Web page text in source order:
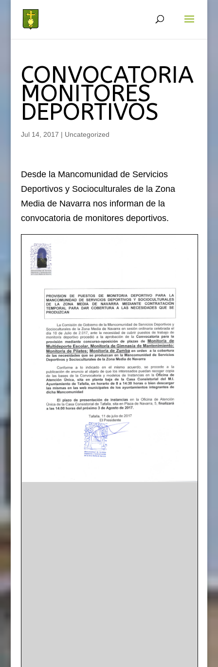
CONVOCATORIA
MONITORES
DEPORTIVOS
Jul 14, 2017 | Uncategorized
Desde la Mancomunidad de Servicios
Deportivos y Socioculturales de la Zona
Media de Navarra nos informan de la
convocatoria de monitores deportivos.